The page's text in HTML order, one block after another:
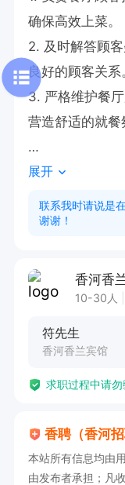
确保高效上菜。
2. 及时解答顾
良好的顾客关系
3. 严格维护餐
营造舒适的就餐
任职要求
1. 高中及以上
虑。
够敏锐洞察顾客
3. 工作认真负
新鲜、品质优良
展开
联系我时请说是
谢谢！
香河香
10-30人
符先生
香河香兰宾馆
求职过程中请勿
香聘（香河
本站所有信息均由
由发布者承担；凡